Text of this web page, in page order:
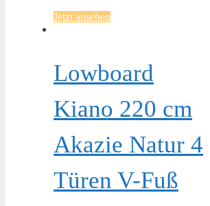
Jetzt ansehen
Lowboard
Kiano 220 cm
Akazie Natur 4
Türen V-Fuß